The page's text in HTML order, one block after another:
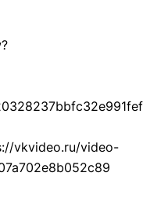
vkvideo.ru/video-